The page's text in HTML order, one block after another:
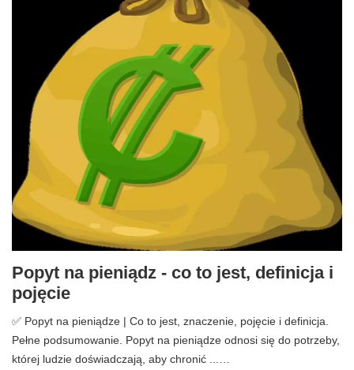
Popyt na pieniądz - co to jest, definicja i
pojęcie
✅ Popyt na pieniądze | Co to jest, znaczenie, pojęcie i definicja.
Pełne podsumowanie. Popyt na pieniądze odnosi się do potrzeby,
której ludzie doświadczają, aby chronić ...…